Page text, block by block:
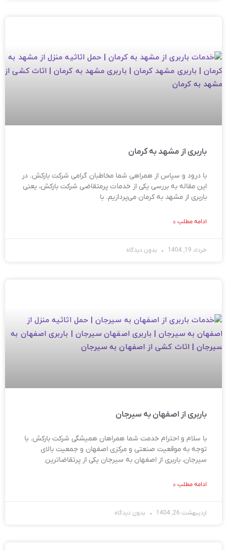
باربری از مشهد به کرمان
با درود و سپاس از همراهی شما مخاطبان گرامی شرکت بارکش. در
این مقاله به بررسی یکی از خدمات پرمتقاضی شرکت بارکش، یعنی
باربری از مشهد به کرمان می‌پردازیم. با
ادامه مطلب »
خرداد 19, 1404 بدون دیدگاه
باربری از اصفهان به سیرجان
با سلام و احترام خدمت شما همراهان همیشگی شرکت بارکش. با
توجه به موقعیت صنعتی و مرکزی اصفهان و جمعیت بالای
سیرجان، باربری از اصفهان به سیرجان یکی از پرتقاضاترین
ادامه مطلب »
اردیبهشت 26, 1404 بدون دیدگاه